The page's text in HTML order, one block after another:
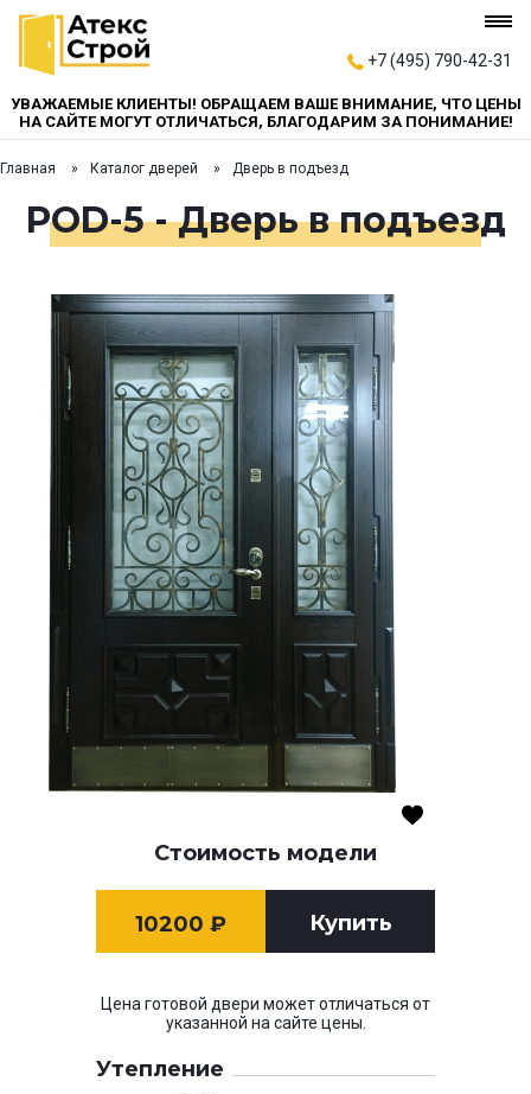
+7 (495) 790-42-31
УВАЖАЕМЫЕ КЛИЕНТЫ! ОБРАЩАЕМ ВАШЕ ВНИМАНИЕ, ЧТО ЦЕНЫ
НА САЙТЕ МОГУТ ОТЛИЧАТЬСЯ, БЛАГОДАРИМ ЗА ПОНИМАНИЕ!
Главная Каталог дверей Дверь в подъезд
POD-5 - Дверь в подъезд
Стоимость модели
10200 ₽ Купить
Цена готовой двери может отличаться от
указанной на сайте цены.
Утепление